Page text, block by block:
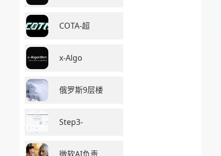
COTA-超
x-Algo
俄罗斯9层楼
Step3-